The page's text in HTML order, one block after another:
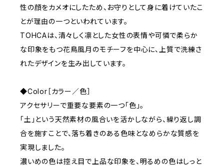
性の顔をカメオにしたため、お守りとして身に着けていたこ
とが理由の一つといわれています。
TOHCAは、清々しく凛とした女性の表情や可憐で柔らか
な印象をもつ花鳥風月のモチーフを中心に、上質で洗練さ
れたデザインを生み出しています。
◆Color［カラー／色］
アクセサリーで重要な要素の一つ「色」。
「土」という天然素材の風合いを活かしながら、繰り返し調
合を施すことで、落ち着きのある色味となめらかな質感を
実現しました。
濃いめの色は控え目で上品な印象を、明るめの色はしっと